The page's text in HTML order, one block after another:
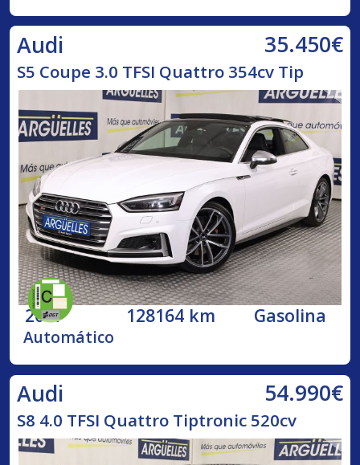
Audi 35.450€
S5 Coupe 3.0 TFSI Quattro 354cv Tip
2017 128164 km Gasolina
Automático
Audi 54.990€
S8 4.0 TFSI Quattro Tiptronic 520cv